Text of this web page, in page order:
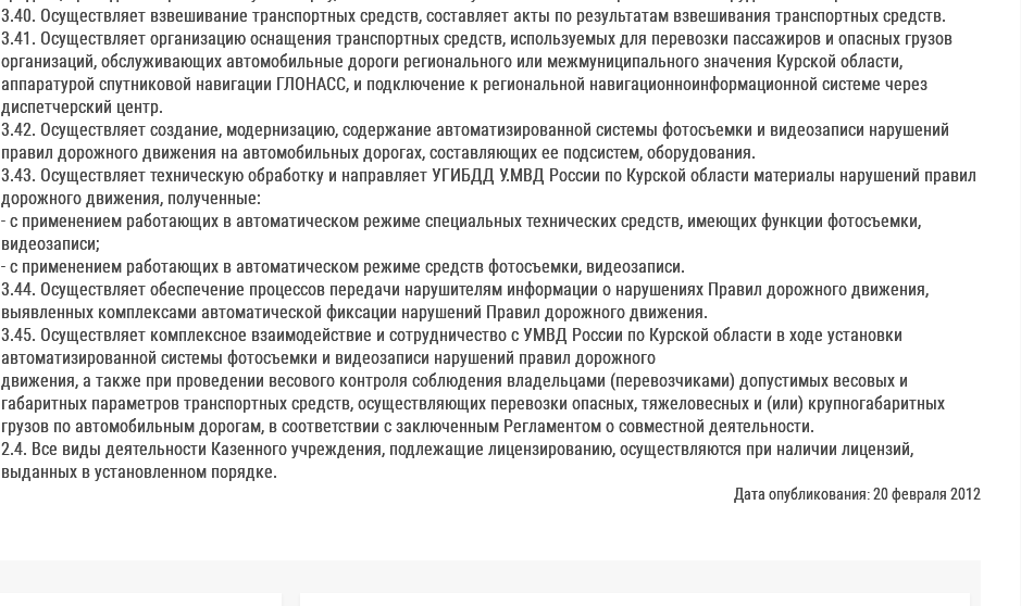
3.40. Осуществляет взвешивание транспортных средств, составляет акты по результатам взвешивания транспортных средств.
3.41. Осуществляет организацию оснащения транспортных средств, используемых для перевозки пассажиров и опасных грузов
организаций, обслуживающих автомобильные дороги регионального или межмуниципального значения Курской области,
аппаратурой спутниковой навигации ГЛОНАСС, и подключение к региональной навигационноинформационной системе через
диспетчерский центр.
3.42. Осуществляет создание, модернизацию, содержание автоматизированной системы фотосъемки и видеозаписи нарушений
правил дорожного движения на автомобильных дорогах, составляющих ее подсистем, оборудования.
3.43. Осуществляет техническую обработку и направляет УГИБДД У.МВД России по Курской области материалы нарушений правил
дорожного движения, полученные:
- с применением работающих в автоматическом режиме специальных технических средств, имеющих функции фотосъемки,
видеозаписи;
- с применением работающих в автоматическом режиме средств фотосъемки, видеозаписи.
3.44. Осуществляет обеспечение процессов передачи нарушителям информации о нарушениях Правил дорожного движения,
выявленных комплексами автоматической фиксации нарушений Правил дорожного движения.
3.45. Осуществляет комплексное взаимодействие и сотрудничество с УМВД России по Курской области в ходе установки
автоматизированной системы фотосъемки и видеозаписи нарушений правил дорожного
движения, а также при проведении весового контроля соблюдения владельцами (перевозчиками) допустимых весовых и
габаритных параметров транспортных средств, осуществляющих перевозки опасных, тяжеловесных и (или) крупногабаритных
грузов по автомобильным дорогам, в соответствии с заключенным Регламентом о совместной деятельности.
2.4. Все виды деятельности Казенного учреждения, подлежащие лицензированию, осуществляются при наличии лицензий,
выданных в установленном порядке.
Дата опубликования: 20 февраля 2012